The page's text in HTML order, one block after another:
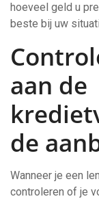
hoeveel geld u
beste bij uw
aan de
de
Wanneer je een
controleren of je